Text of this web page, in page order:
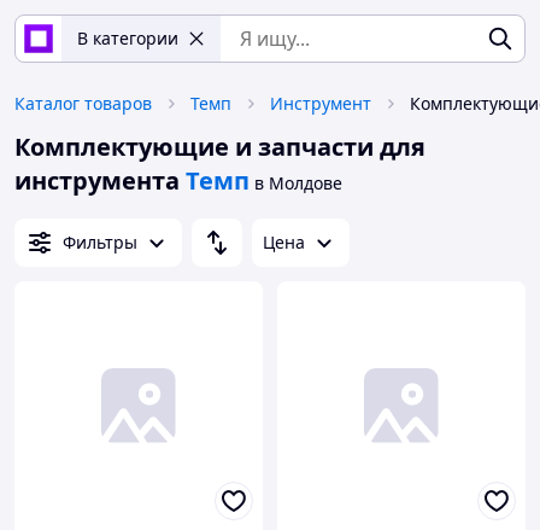
В категории
Каталог товаров Темп Инструмент
Комплектующие и запчасти для
инструмента Темп в Молдове
Фильтры Цена